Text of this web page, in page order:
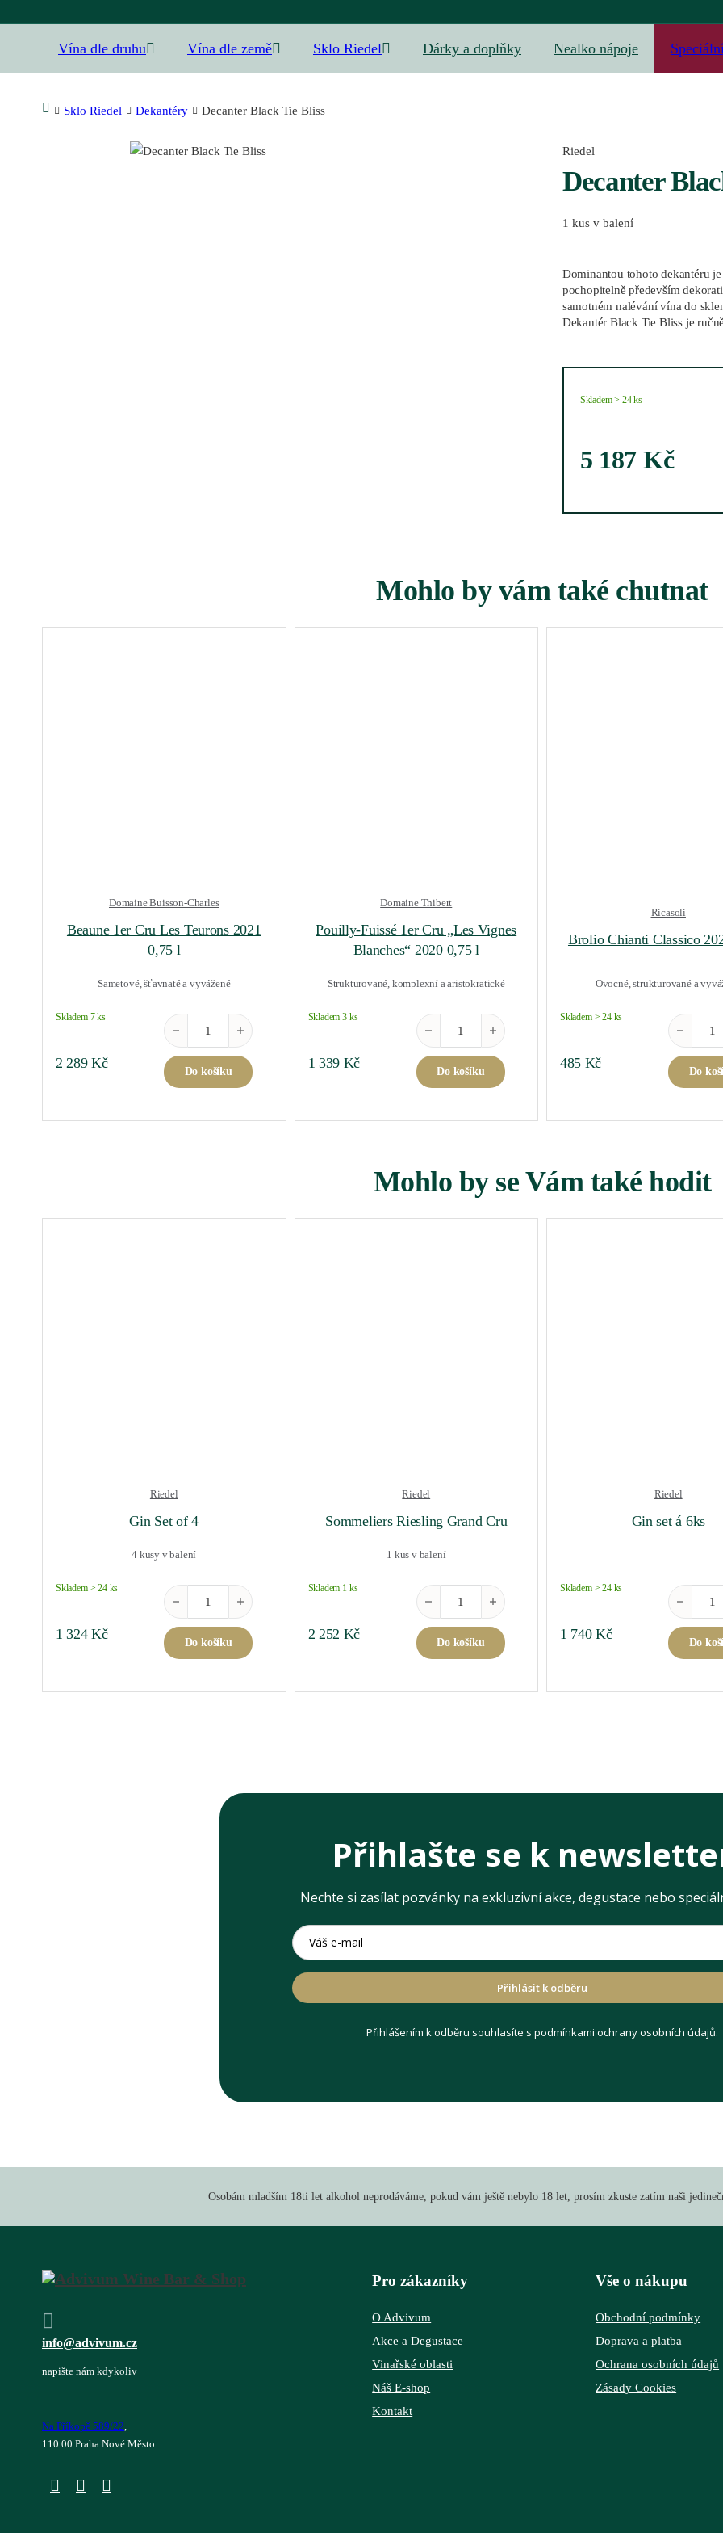
Vína dle druhu Vína dle země Sklo Riedel Dárky a doplňky Nealko nápoje
Sklo Riedel Dekantéry Decanter Black Tie Bliss
Riedel
Decanter
1 kus v balení
Dominantou tohoto dekantéru
pochopitelně především
samotném nalévání vína do
Dekantér Black Tie Bliss je
Skladem > 24 ks
5 187 Kč
Mohlo by vám také chutnat
Domaine Buisson-Charles
Beaune 1er Cru Les Teurons 2021
0,75 l
Sametové, šťavnaté a vyvážené
Skladem 7 ks
2 289Kč
Beaune 1er Cru Les Teurons 2021 0,75 l množství
Do košíku
Domaine Thibert
Pouilly-Fuissé 1er Cru „Les Vignes
Blanches“ 2020 0,75 l
Strukturované, komplexní a aristokratické
Skladem 3 ks
1 339 Kč
Pouilly-Fuissé 1er Cru "Les Vignes Blanches" 2020 0,75 l
Do košíku
Ricasoli
Brolio Chianti Classico
Ovocné, strukturované a
Skladem > 24 ks
485 Kč
Brolio
Do
Mohlo by se Vám také hodit
Riedel
Gin Set of 4
4 kusy v balení
Skladem > 24 ks
1 324Kč
Gin Set of 4 množství
Do košíku
Riedel
Sommeliers Riesling Grand Cru
1 kus v balení
Skladem 1 ks
2 252 Kč
Sommeliers Riesling Grand Cru množství
Do košíku
Riedel
Gin set á 6ks
Skladem > 24 ks
1 740Kč
Gin set á
Do
Přihlašte se k
Nechte si zasílat pozvánky na exkluzivní akce, degustace nebo
Přihlásit k odběru
Přihlášením k odběru souhlasíte s podmínkami ochrany osobních údajů.
Osobám mladším 18ti let alkohol neprodáváme, pokud vám ještě nebylo 18 let, prosím zkuste zatím naši
info@advivum.cz
napište nám kdykoliv
Na Příkopě 589/22
110 00 Praha Nové Město
Pro zákazníky
O Advivum
Akce a Degustace
Vinařské oblasti
Náš E-shop
Kontakt
Vše o nákupu
Obchodní podmínky
Doprava a platba
Ochrana osobních údajů
Zásady Cookies